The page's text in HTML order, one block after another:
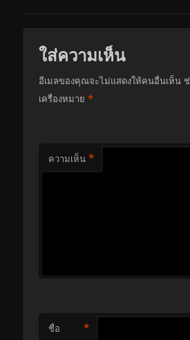
ใส่ความเห็น
อีเมลของคุณจะไม่แสดงให้คนอื่นเห็น
เครื่องหมาย*
ความเห็น *
ชื่อ *